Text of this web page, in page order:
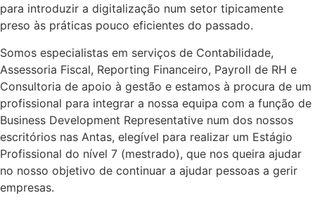
para introduzir a digitalização num setor tipicamente
preso às práticas pouco eficientes do passado.
Somos especialistas em serviços de Contabilidade,
Assessoria Fiscal, Reporting Financeiro, Payroll de RH e
Consultoria de apoio à gestão e estamos à procura de um
profissional para integrar a nossa equipa com a função de
Business Development Representative num dos nossos
escritórios nas Antas, elegível para realizar um Estágio
Profissional do nível 7 (mestrado), que nos queira ajudar
no nosso objetivo de continuar a ajudar pessoas a gerir
empresas.